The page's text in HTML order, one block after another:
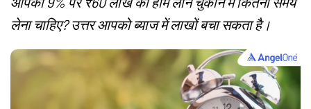
लेना चाहिए? उत्तर आपको ब्याज में लाखों बचा सकता है।